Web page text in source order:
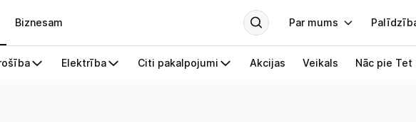
Biznesam